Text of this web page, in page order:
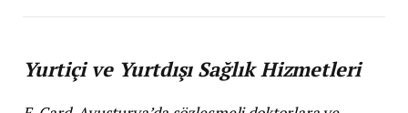
Yurtiçi ve Yurtdışı Sağlık Hizmetleri